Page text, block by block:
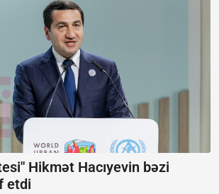
Hikmət Hacıyevin bəzi
etdi